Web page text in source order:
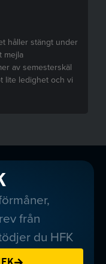
håller stängt under
mejla
av semesterskäl
lite ledighet och vi
från
du HFK